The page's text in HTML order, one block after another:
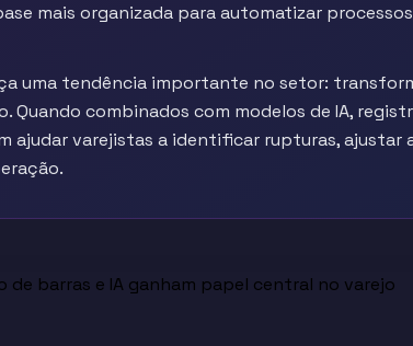
mais organizada para automatizar
uma tendência importante no setor:
Quando combinados com modelos de IA,
ajudar varejistas a identificar rupturas, ajustar